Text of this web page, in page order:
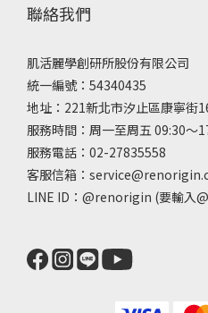
聯絡我們
肌活麗學創研所股份有限公司
統一編號：54340435
地址：221新北市汐止區康寧街
服務時間：周一至周五 09:30～
服務電話：02-27835558
客服信箱：
LINE ID： @renorigin (要輸入